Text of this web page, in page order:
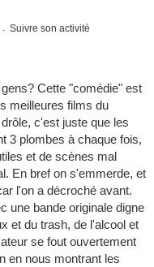
Suivre son activité
Cette "comédie" est
meilleures films du
c'est juste que les
3 plombes à chaque fois,
et de scènes mal
En bref on s'emmerde, et
l'on a décroché avant.
une bande originale digne
et du trash, de l'alcool et
se fout ouvertement
en nous montrant les